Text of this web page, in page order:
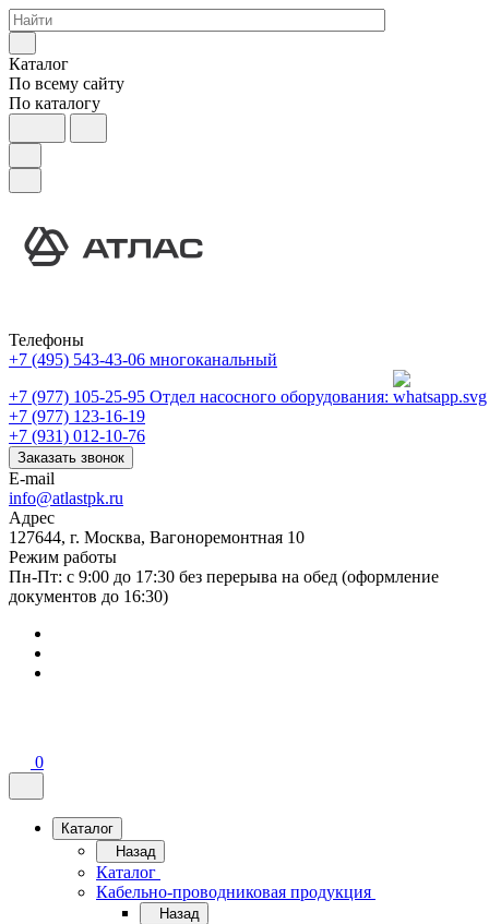
Каталог
По всему сайту
По каталогу
Телефоны
+7 (495) 543-43-06 многоканальный
+7 (977) 105-25-95 Отдел насосного оборудования:
+7 (977) 123-16-19
+7 (931) 012-10-76
Заказать звонок
E-mail
info@atlastpk.ru
Адрес
127644, г. Москва, Вагоноремонтная 10
Режим работы
Пн-Пт: с 9:00 до 17:30 без перерыва на обед (оформление
документов до 16:30)
0
Каталог
Назад
Каталог
Кабельно-проводниковая продукция
Назад